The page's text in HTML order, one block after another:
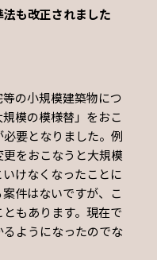
も改正されました
の小規模建築物につ
模の模様替」をおこ
要となりました。例
をおこなうと大規模
けなくなったことに
件はないですが、こ
もあります。現在で
ようになったのでな